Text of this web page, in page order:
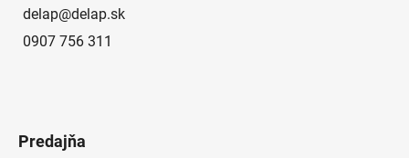
delap@delap.sk
0907 756 311
Predajňa